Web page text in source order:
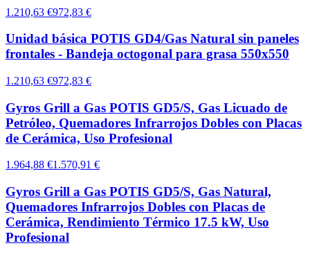
1.210,63 €972,83 €
Unidad básica POTIS GD4/Gas Natural sin paneles
frontales - Bandeja octogonal para grasa 550x550
1.210,63 €972,83 €
Gyros Grill a Gas POTIS GD5/S, Gas Licuado de
Petróleo, Quemadores Infrarrojos Dobles con Placas
de Cerámica, Uso Profesional
1.964,88 €1.570,91 €
Gyros Grill a Gas POTIS GD5/S, Gas Natural,
Quemadores Infrarrojos Dobles con Placas de
Cerámica, Rendimiento Térmico 17.5 kW, Uso
Profesional